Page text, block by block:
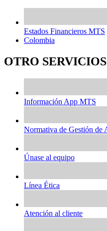
Estados Financieros MTS
Colombia
OTRO SERVICIOS
Información App MTS
Normativa de Gestión de
Únase al equipo
Línea Ética
Atención al cliente